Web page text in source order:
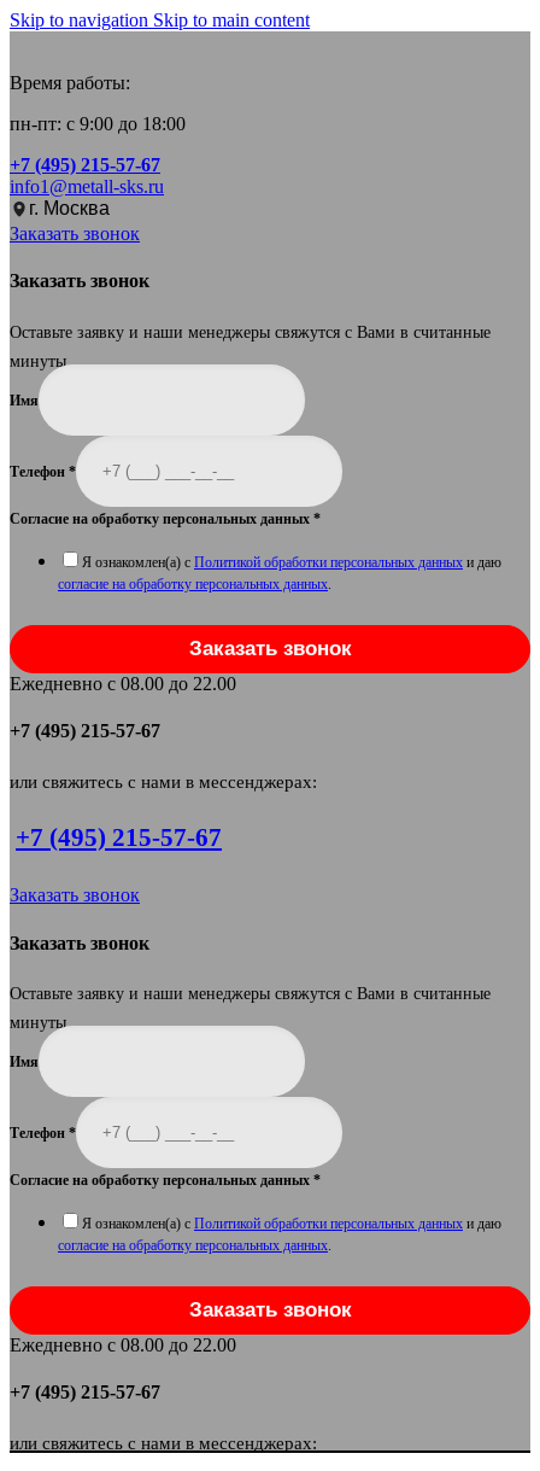
Skip to navigation Skip to main content
Время работы:
пн-пт: с 9:00 до 18:00
+7 (495) 215-57-67
info1@metall-sks.ru
г. Москва
Заказать звонок
Заказать звонок
Оставьте заявку и наши менеджеры свяжутся с Вами в считанные
минуты.
Имя
Телефон *
Согласие на обработку персональных данных *
Я ознакомлен(а) с Политикой обработки персональных данных и даю
согласие на обработку персональных данных
Заказать звонок
Ежедневно с 08.00 до 22.00
+7 (495) 215-57-67
или свяжитесь с нами в мессенджерах:
+7 (495) 215-57-67
Заказать звонок
Заказать звонок
Оставьте заявку и наши менеджеры свяжутся с Вами в считанные
минуты.
Имя
Телефон *
Согласие на обработку персональных данных *
Я ознакомлен(а) с Политикой обработки персональных данных и даю
согласие на обработку персональных данных.
Заказать звонок
Ежедневно с 08.00 до 22.00
+7 (495) 215-57-67
или свяжитесь с нами в мессенджерах: